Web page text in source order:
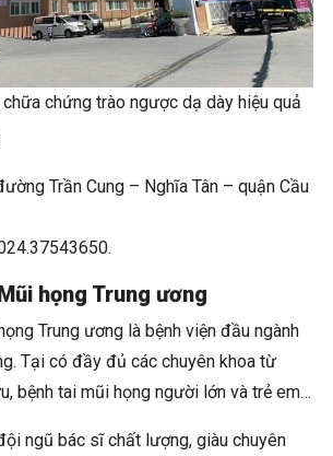
chữa chứng trào ngược dạ dày hiệu quả
Trần Cung – Nghĩa Tân – quận Cầu
họng Trung ương
Trung ương là bệnh viện đầu ngành
Tại có đầy đủ các chuyên khoa từ
bệnh tai mũi họng người lớn và trẻ em…
ngũ bác sĩ chất lượng, giàu chuyên